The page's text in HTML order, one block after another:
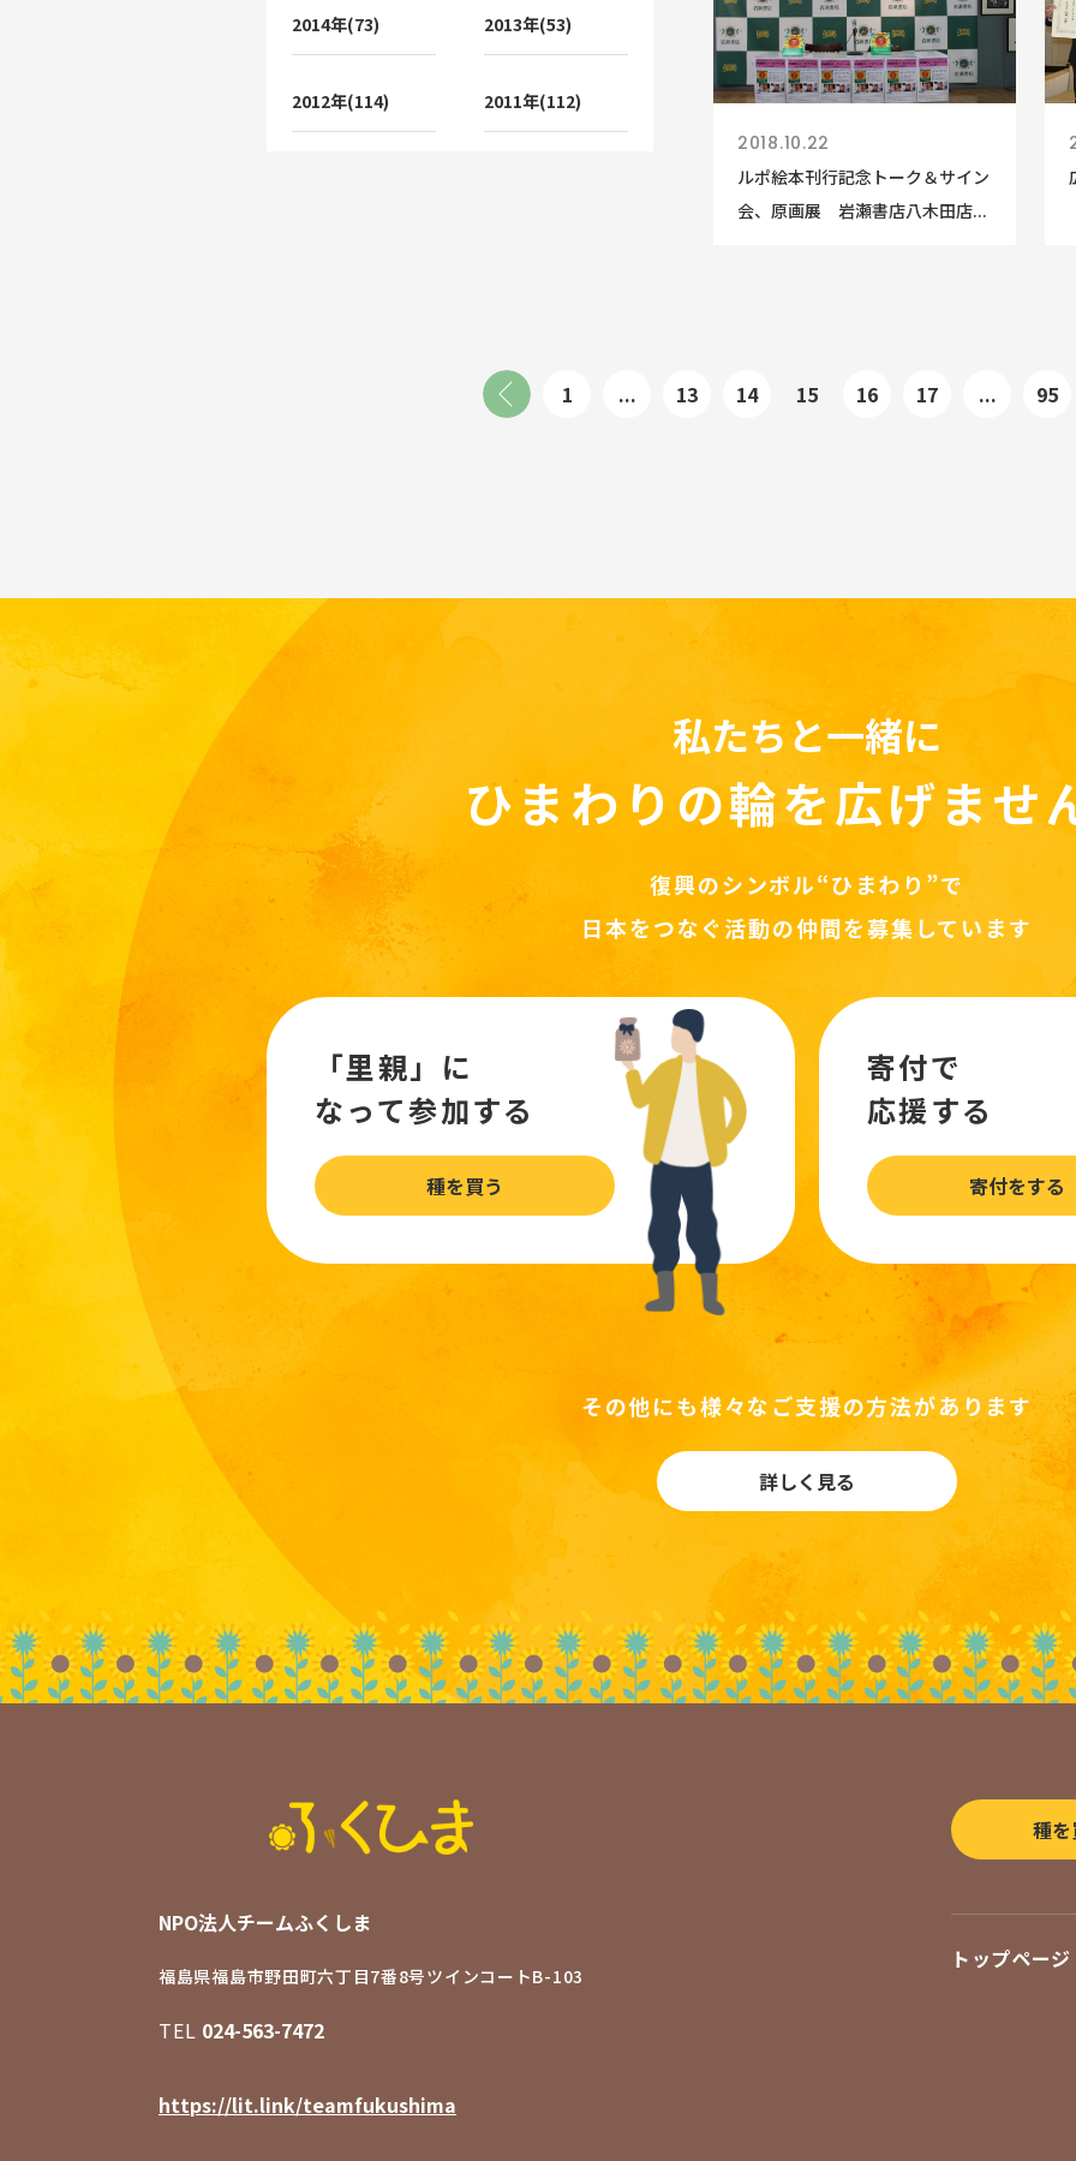
2018.10.22
ルポ絵本刊行記念トーク＆サイン
会、原画展 岩瀬書店八木田店...
2014年(73) 2013年(53)
2012年(114) 2011年(112)
1 ... 13 14 15 16 17 ... 95
私たちと一緒に
ひまわりの輪を広げませ
復興のシンボル“ひまわり”で
日本をつなぐ活動の仲間を募集しています
「里親」に
なって参加する
種を買う
寄付で
応援する
寄付をする
その他にも様々なご支援の方法があります
詳しく見る
NPO法人チームふくしま
福島県福島市野田町六丁目7番8号ツインコートB-103
TEL 024-563-7472
https://lit.link/teamfukushima
種
トップページ